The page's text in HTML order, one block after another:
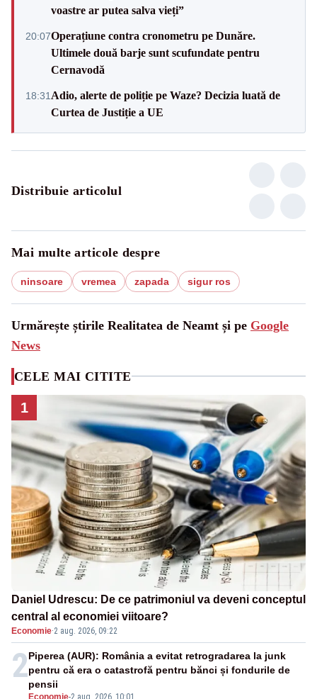
voastre ar putea salva vieți”
20:07Operațiune contra cronometru pe Dunăre.
Ultimele două barje sunt scufundate pentru
Cernavodă
18:31 Adio, alerte de poliție pe Waze? Decizia luată de
Curtea de Justiție a UE
Distribuie articolul
Mai multe articole despre
ninsoare vremea zapada sigur ros
Urmărește știrile Realitatea de Neamt și pe Google
News
CELE MAI CITITE
1
Daniel Udrescu: De ce patrimoniul va deveni conceptul
central al economiei viitoare?
Economie·2 aug. 2026, 09:22
2
Economie-2 aug. 2026, 10:01
Piperea (AUR): România a evitat retrogradarea la junk
pentru că era o catastrofă pentru bănci și fondurile de
pensii